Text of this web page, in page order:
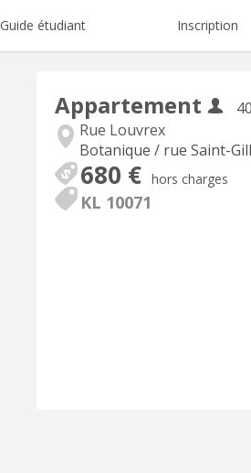
Guide étudiant Inscription
Appartement
Rue Louvrex
Botanique / rue Saint-
680 € hors charges
KL 10071